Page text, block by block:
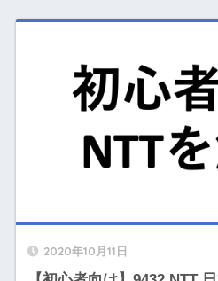
2020年10月11日